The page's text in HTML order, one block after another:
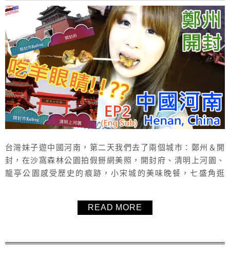
台灣妹子遊中國河南，第二天我們去了兩個城市：鄭州＆開
封，在沙窩森林公園拍假掰網美照，開封府、清明上河園、
龍亭公園感受歷史的痕跡，小宋城的美味晚餐，七盛角逛
成就！晚上的飯店是位於開封的中州國際飯店。文末有一整
天的影音VLOG，跟著毛毛一起玩中國河南吧！
READ MORE